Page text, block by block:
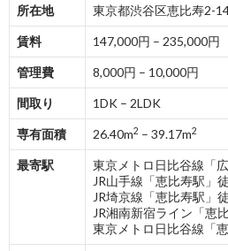
所在地 東京都渋谷区恵比寿2-
賃料 147,000円 – 235,000円
管理費 8,000円 – 10,000円
間取り 1DK – 2LDK
専有面積 26.40m2 – 39.17m2
最寄駅
東京メトロ日比谷線「
JR山手線「恵比寿駅」
JR埼京線「恵比寿駅」
JR湘南新宿ライン「恵
東京メトロ日比谷線「